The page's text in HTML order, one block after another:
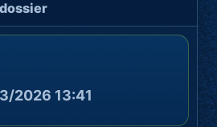
2026 13:41